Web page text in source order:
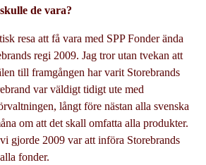
de vara?
resa att få vara med SPP Fonder ända
regi 2009. Jag tror utan tvekan att
till framgången har varit Storebrands
var väldigt tidigt ute med
långt före nästan alla svenska
om att det skall omfatta alla produkter.
gjorde 2009 var att införa Storebrands
fonder.